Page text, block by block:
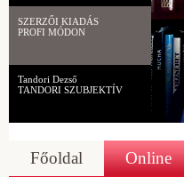
SZERZŐI KIADÁS
PROFI MÓDON
Tandori Dezső
TANDORI SZUBJEKTÍV
Főoldal Online